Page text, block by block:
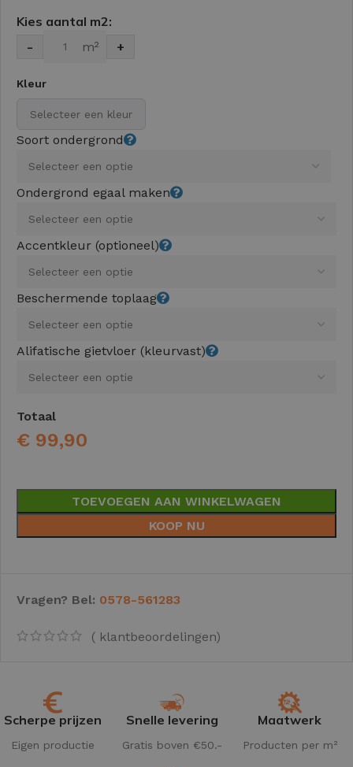
Kies aantal m2:
- m² +
Kleur
Selecteer een kleur
Soort ondergrond
Ondergrond egaal maken
Accentkleur (optioneel)
Beschermende toplaag
Alifatische gietvloer (kleurvast)
Totaal
€ 99,90
TOEVOEGEN AAN WINKELWAGEN
KOOP NU
Vragen? Bel: 0578-561283
( klantbeoordelingen)
Scherpe prijzen
Eigen productie
Snelle levering
Gratis boven €50.-
Maatwerk
Producten per m²